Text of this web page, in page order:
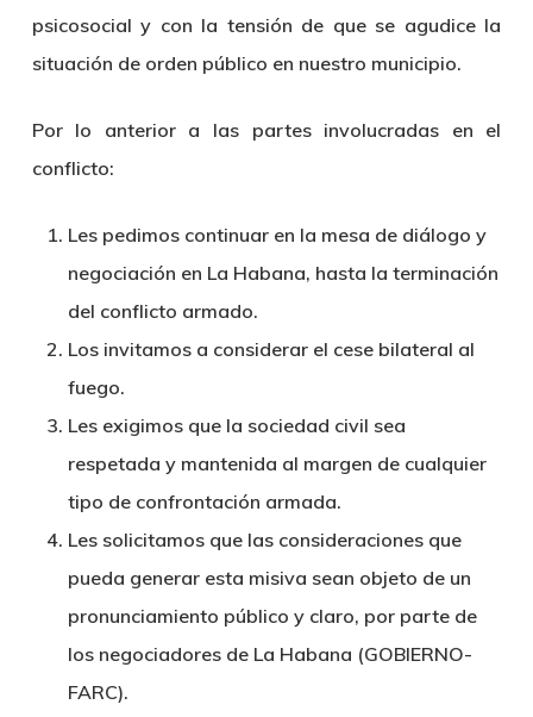
psicosocial y con la tensión de que se agudice la
situación de orden público en nuestro municipio.
Por lo anterior a las partes involucradas en el
conflicto:
Les pedimos continuar en la mesa de diálogo y
negociación en La Habana, hasta la terminación
del conflicto armado.
Los invitamos a considerar el cese bilateral al
fuego.
Les exigimos que la sociedad civil sea
respetada y mantenida al margen de cualquier
tipo de confrontación armada.
Les solicitamos que las consideraciones que
pueda generar esta misiva sean objeto de un
pronunciamiento público y claro, por parte de
los negociadores de La Habana (GOBIERNO-
FARC).